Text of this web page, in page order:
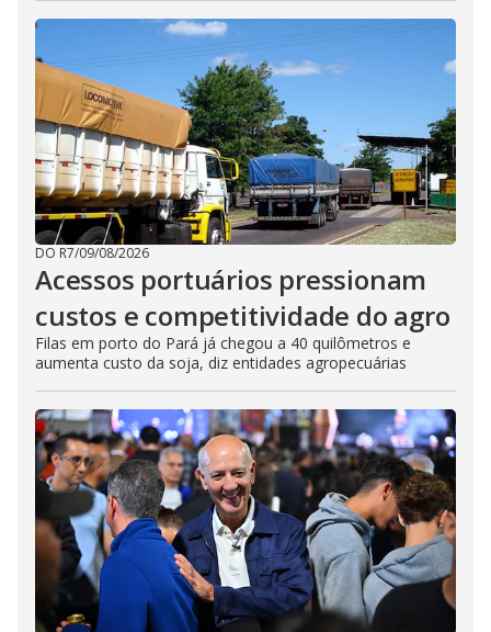
DO R7/09/08/2026
Acessos portuários pressionam
custos e competitividade do agro
Filas em porto do Pará já chegou a 40 quilômetros e
aumenta custo da soja, diz entidades agropecuárias